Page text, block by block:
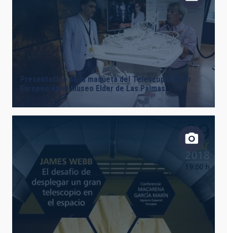
Presentación de la maqueta del Telescopio Solar
Europeo en el Museo Elder de Las Palmas